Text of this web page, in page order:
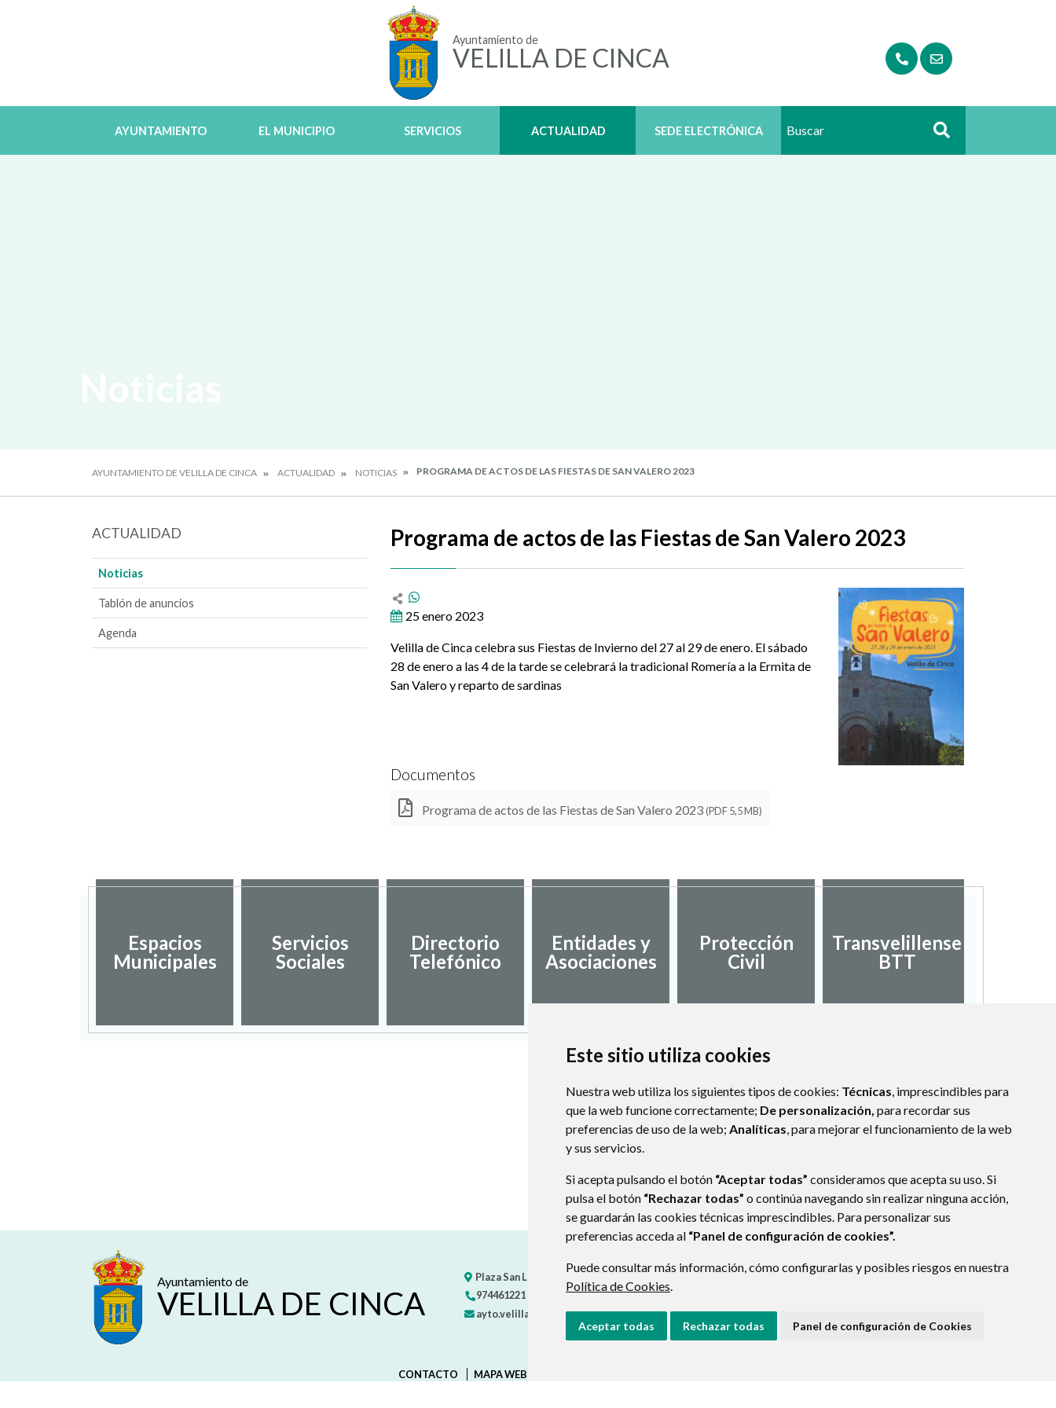
Este sitio utiliza cookies
Nuestra web utiliza los siguientes tipos de cookies: Técnicas, imprescindibles para
que la web funcione correctamente; De personalización, para recordar sus
preferencias de uso de la web; Analíticas, para mejorar el funcionamiento de la web
y sus servicios.
Si acepta pulsando el botón “Aceptar todas” consideramos que acepta su uso. Si
pulsa el botón “Rechazar todas” o continúa navegando sin realizar ninguna acción,
se guardarán las cookies técnicas imprescindibles. Para personalizar sus
preferencias acceda al “Panel de configuración de cookies”.
Puede consultar más información, cómo configurarlas y posibles riesgos en nuestra
Política de Cookies.
Aceptar todas Rechazar todas Panel de configuración de Cookies
Ayuntamiento de
VELILLA DE CINCA
AYUNTAMIENTO EL MUNICIPIO SERVICIOS ACTUALIDAD SEDE ELECTRÓNICA Buscar
AYUNTAMIENTO DE VELILLA DE CINCA ACTUALIDAD NOTICIAS PROGRAMA DE ACTOS DE LAS FIESTAS DE SAN VALERO 2023
ACTUALIDAD
Noticias
Tablón de anuncios
Agenda
Programa de actos de las Fiestas de San Valero 2023
25 enero 2023
Velilla de Cinca celebra sus Fiestas de Invierno del 27 al 29 de enero. El sábado
28 de enero a las 4 de la tarde se celebrará la tradicional Romería a la Ermita de
San Valero y reparto de sardinas
Documentos
Programa de actos de las Fiestas de San Valero 2023(PDF 5,5 MB)
Espacios
Municipales
Servicios
Sociales
Directorio
Telefónico
Entidades y
Asociaciones
Protección
Civil
Transvelillense
BTT
Ayuntamiento de
VELILLA DE CINCA
Plaza San Lorenzo, 1
(ESPAÑA)
974461221
ayto.velilla@bajocinca.es
CONTACTO MAPA WEB